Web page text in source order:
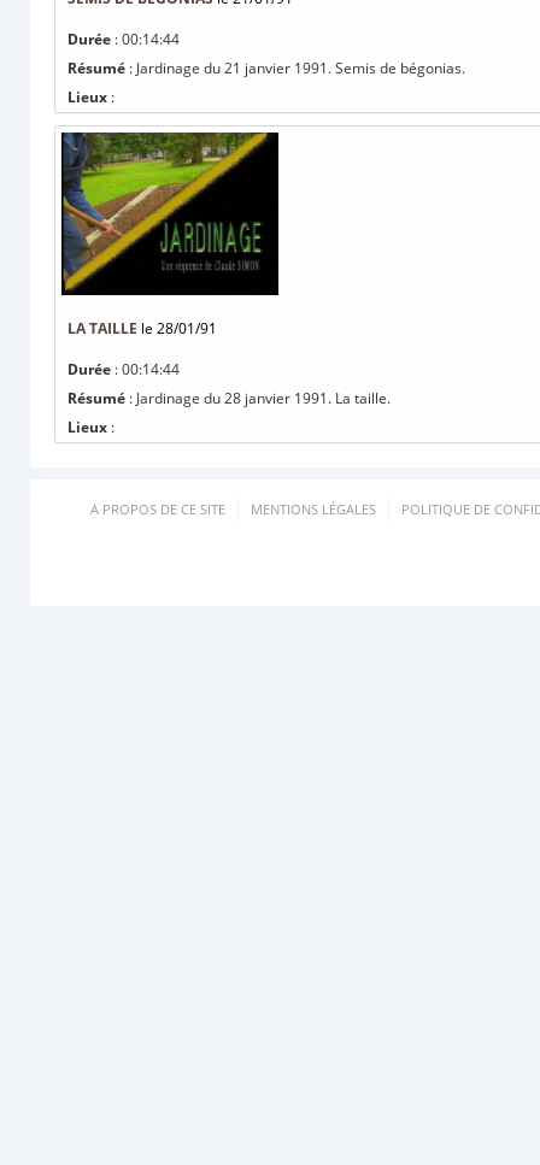
Durée : 00:14:44
Résumé : Jardinage du 21 janvier 1991. Semis de bégonias.
Lieux :
LA TAILLE le 28/01/91
Durée : 00:14:44
Résumé : Jardinage du 28 janvier 1991. La taille.
Lieux :
A PROPOS DE CE SITE MENTIONS LÉGALES POLITIQUE DE